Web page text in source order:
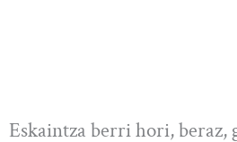
Eskaintza berri hori, beraz,